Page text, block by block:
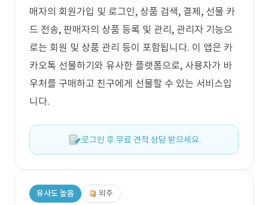
매자의 회원가입 및 로그인, 상품 검색, 결제, 선물 카
드 전송, 판매자의 상품 등록 및 관리, 관리자 기능으
로는 회원 및 상품 관리 등이 포함됩니다. 이 앱은 카
카오톡 선물하기와 유사한 플랫폼으로, 사용자가 바
우처를 구매하고 친구에게 선물할 수 있는 서비스입
니다.
로그인 후 무료 견적 상담 받으세요.
유사도 높음 외주